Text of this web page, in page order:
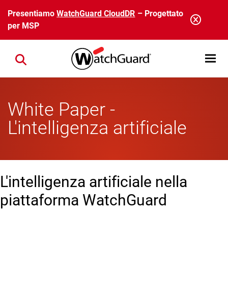
Salta al contenuto principale
PresentiamoWatchGuard CloudDR – Progettato
per MSP
Open
Close search
White Paper -
L'intelligenza artificiale
L'intelligenza artificiale nella
piattaforma WatchGuard